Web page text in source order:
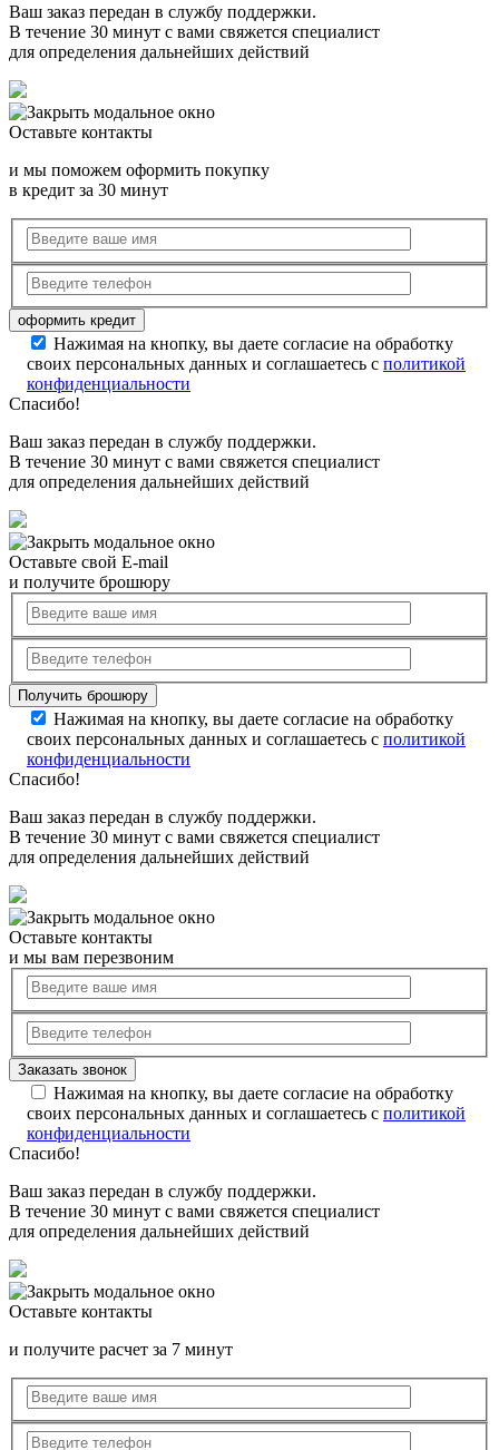
Ваш заказ передан в службу поддержки.
В течение 30 минут с вами свяжется специалист
для определения дальнейших действий
Оставьте контакты
и мы поможем оформить покупку
в кредит за 30 минут
Нажимая на кнопку, вы даете согласие на обработку
своих персональных данных и соглашаетесь с политикой
конфиденциальности
Спасибо!
Ваш заказ передан в службу поддержки.
В течение 30 минут с вами свяжется специалист
для определения дальнейших действий
Оставьте свой E-mail
и получите брошюру
Нажимая на кнопку, вы даете согласие на обработку
своих персональных данных и соглашаетесь с политикой
конфиденциальности
Спасибо!
Ваш заказ передан в службу поддержки.
В течение 30 минут с вами свяжется специалист
для определения дальнейших действий
Оставьте контакты
и мы вам перезвоним
Нажимая на кнопку, вы даете согласие на обработку
своих персональных данных и соглашаетесь с политикой
конфиденциальности
Спасибо!
Ваш заказ передан в службу поддержки.
В течение 30 минут с вами свяжется специалист
для определения дальнейших действий
Оставьте контакты
и получите расчет за 7 минут